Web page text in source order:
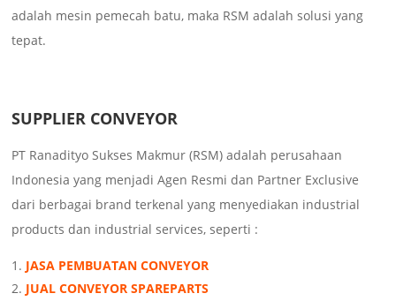
adalah mesin pemecah batu, maka RSM adalah solusi yang
tepat.
SUPPLIER CONVEYOR
PT Ranadityo Sukses Makmur (RSM) adalah perusahaan
Indonesia yang menjadi Agen Resmi dan Partner Exclusive
dari berbagai brand terkenal yang menyediakan industrial
products dan industrial services, seperti :
JASA PEMBUATAN CONVEYOR
JUAL CONVEYOR SPAREPARTS